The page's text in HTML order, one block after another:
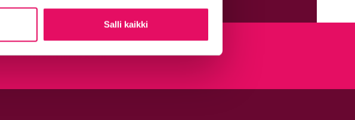
Salli kaikki
uutiskirjeen tilaukseen